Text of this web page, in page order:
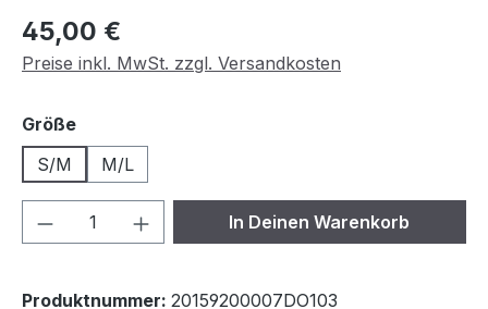
Regulärer Preis:
45,00 €
Preise inkl. MwSt. zzgl. Versandkosten
Größeauswählen
S/M
M/L
Produkt Anzahl: Gib denIn Deinen Warenkorb
Produktnummer: 20159200007DO103